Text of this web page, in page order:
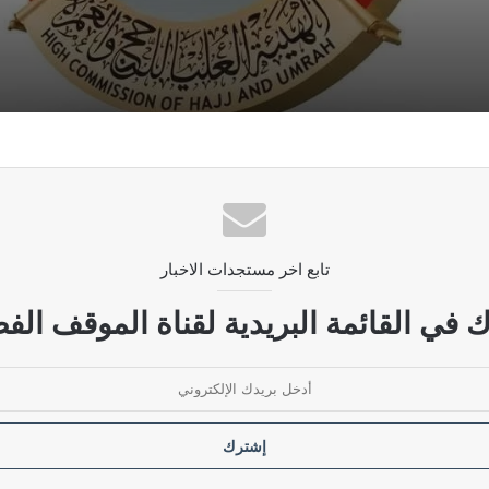
وتعديل استمارة قرعة الحج
تعتمد على التقنيات الحديثة
العسكرية بتوجيه من القائد العام
تابع اخر مستجدات الاخبار
في القائمة البريدية لقناة الموقف